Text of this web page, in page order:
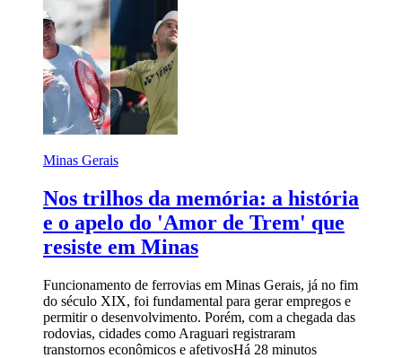
Minas Gerais
Nos trilhos da memória: a história
e o apelo do 'Amor de Trem' que
resiste em Minas
Funcionamento de ferrovias em Minas Gerais, já no fim
do século XIX, foi fundamental para gerar empregos e
permitir o desenvolvimento. Porém, com a chegada das
rodovias, cidades como Araguari registraram
transtornos econômicos e afetivosHá 28 minutos